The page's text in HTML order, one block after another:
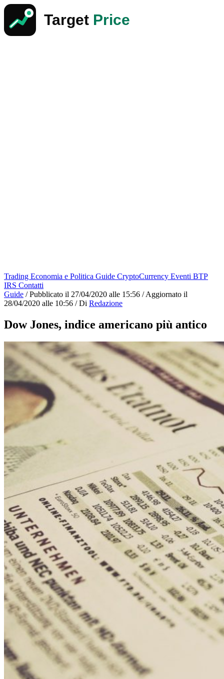
Trading Economia e Politica Guide CryptoCurrency Eventi BTP
IRS Contatti
Guide / Pubblicato il 27/04/2020 alle 15:56 / Aggiornato il
28/04/2020 alle 10:56 / Di Redazione
Dow Jones, indice americano più antico